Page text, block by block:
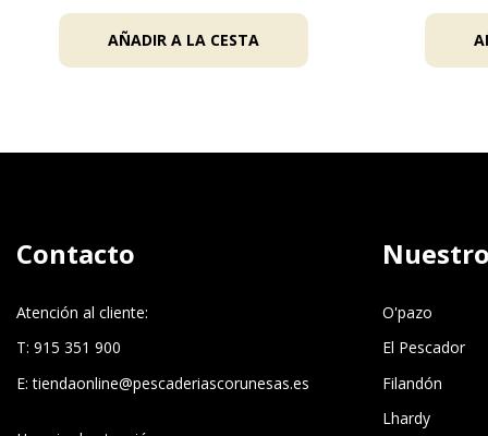
AÑADIR A LA CESTA
Contacto
Atención al cliente:
T: 915 351 900
E:tiendaonline@pescaderiascorunesas.es
O'pazo
El Pescador
Filandón
Lhardy